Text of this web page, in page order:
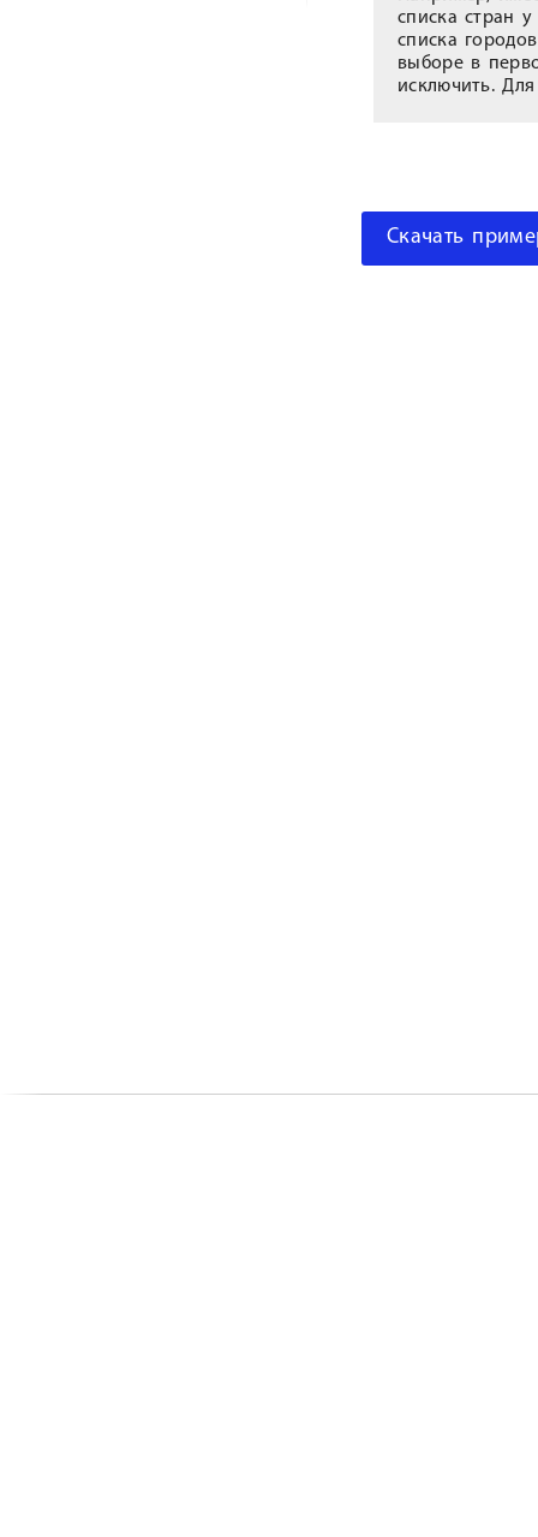
списка стран
списка
выборе в
исключить.
Скачать